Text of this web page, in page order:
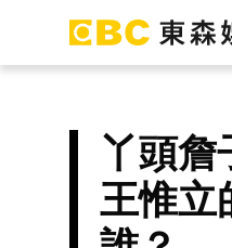
丫頭詹
王惟立